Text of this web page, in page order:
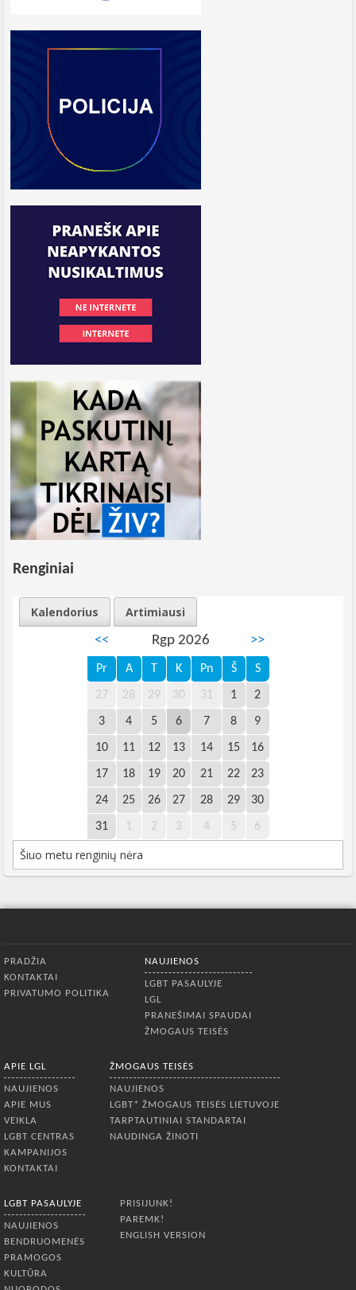
Renginiai
Kalendorius
Artimiausi
<<
Rgp 2026 >>
Pr A T K Pn Š S
27 28 29 30 31 1 2
3 4 5 6 7 8 9
10 11 12 13 14 15 16
17 18 19 20 21 22 23
24 25 26 27 28 29 30
31 1 2 3 4 5 6
Šiuo metu renginių nėra
PRADŽIA
KONTAKTAI
PRIVATUMO POLITIKA
NAUJIENOS
LGBT PASAULYJE
LGL
PRANEŠIMAI SPAUDAI
ŽMOGAUS TEISĖS
APIE LGL
NAUJIENOS
APIE MUS
VEIKLA
LGBT CENTRAS
KAMPANIJOS
KONTAKTAI
ŽMOGAUS TEISĖS
NAUJIENOS
LGBT* ŽMOGAUS TEISĖS LIETUVOJE
TARPTAUTINIAI STANDARTAI
NAUDINGA ŽINOTI
LGBT PASAULYJE
NAUJIENOS
BENDRUOMENĖS
PRAMOGOS
KULTŪRA
PRISIJUNK!
PAREMK!
ENGLISH VERSION